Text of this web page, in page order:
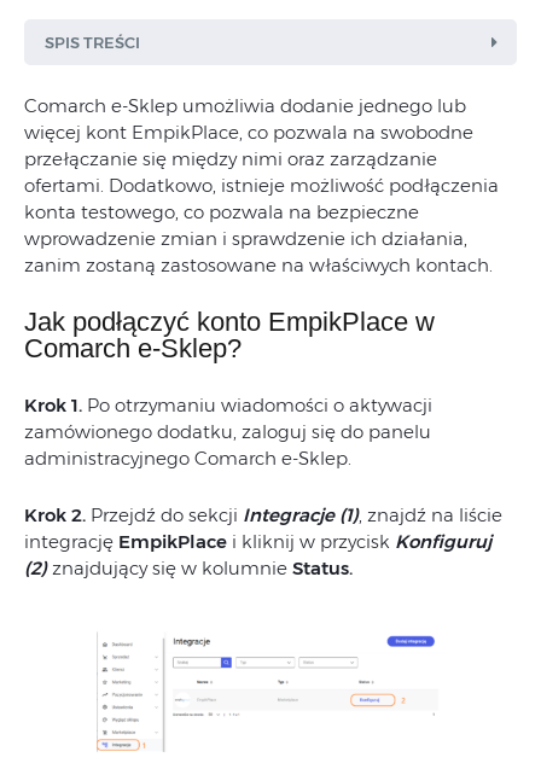
SPIS TREŚCI
Comarch e-Sklep umożliwia dodanie jednego lub
więcej kont EmpikPlace, co pozwala na swobodne
przełączanie się między nimi oraz zarządzanie
ofertami. Dodatkowo, istnieje możliwość podłączenia
konta testowego, co pozwala na bezpieczne
wprowadzenie zmian i sprawdzenie ich działania,
zanim zostaną zastosowane na właściwych kontach.
Jak podłączyć konto EmpikPlace w
Comarch e-Sklep?
Krok 1. Po otrzymaniu wiadomości o aktywacji
zamówionego dodatku, zaloguj się do panelu
administracyjnego Comarch e-Sklep.
Krok 2. Przejdź do sekcji Integracje (1), znajdź na liście
integrację EmpikPlace i kliknij w przycisk Konfiguruj
(2) znajdujący się w kolumnie Status.